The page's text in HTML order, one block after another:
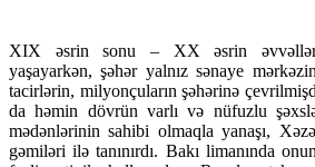
XIX əsrin sonu – XX əsrin
yaşayarkən, şəhər yalnız sənaye
tacirlərin, milyonçuların şəhərinə
da həmin dövrün varlı və nüfuzlu
mədənlərinin sahibi olmaqla yanaşı,
gəmiləri ilə tanınırdı. Bakı limanında